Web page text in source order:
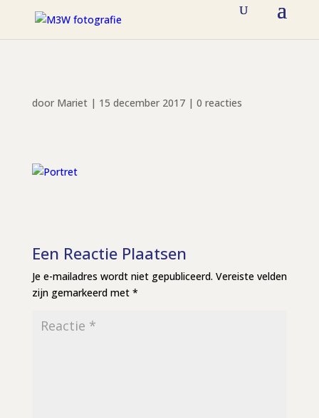
door Mariet| 15 december 2017| 0 reacties
Een Reactie Plaatsen
Je e-mailadres wordt niet gepubliceerd. Vereiste velden
zijn gemarkeerd met *